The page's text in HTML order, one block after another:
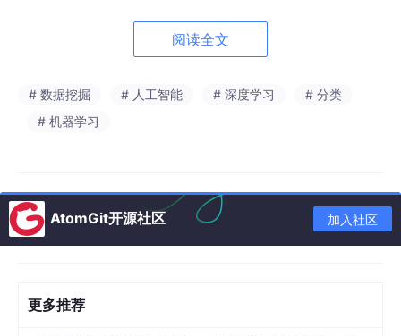
在天气预测模块可以对所有预测信息进行查看、修改、删除和预测
的操作，在该模块也可以新增预测信息以及查看预测图表。
据格式与模型要求一致。随后，模型根据输入特征进行推理，通过
内部算法计算出最可能的空气质量数值。最后，系统将预测结果以
直观的方式展示给用户，实现了基于输入条件的精准空气质量数值
阅读全文
# 数据挖掘 # 人工智能 # 深度学习
# 分类
# 机器学习
AtomGit开源社区 加入社区
更多推荐